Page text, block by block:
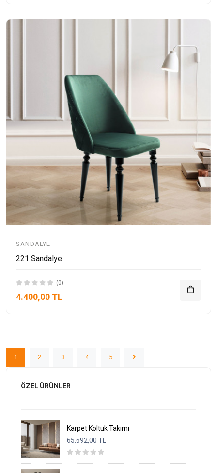
SANDALYE
221 Sandalye
(0)
4.400,00 TL
1 2 3 4 5
ÖZEL ÜRÜNLER
Karpet Koltuk Takımı
65.692,00 TL